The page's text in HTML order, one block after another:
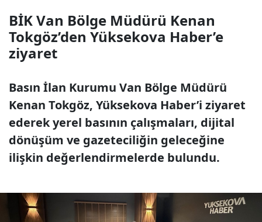
BİK Van Bölge Müdürü Kenan
Tokgöz’den Yüksekova Haber’e
ziyaret
Basın İlan Kurumu Van Bölge Müdürü
Kenan Tokgöz, Yüksekova Haber’i ziyaret
ederek yerel basının çalışmaları, dijital
dönüşüm ve gazeteciliğin geleceğine
ilişkin değerlendirmelerde bulundu.